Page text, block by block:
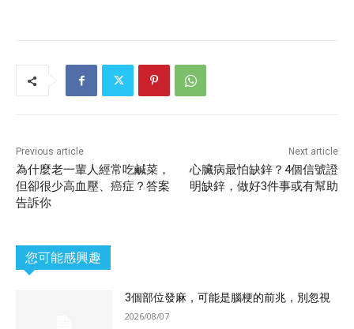
Previous article
為什麼老一輩人經常吃鹹菜，
但卻很少高血壓、癌症？答案
告訴你
Next article
心臟病最怕缺鋅？4個信號證
明缺鋅，做好3件事或有幫助
您可能感興趣
3個部位發麻，可能是腦梗的前兆，別忽視
2026/08/07